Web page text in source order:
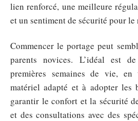
lien renforcé, une meilleure
et un sentiment de sécurité pour le
Commencer le portage peut
parents novices. L’idéal est
premières semaines de vie,
matériel adapté et à adopter les
garantir le confort et la sécurité
et des consultations avec des